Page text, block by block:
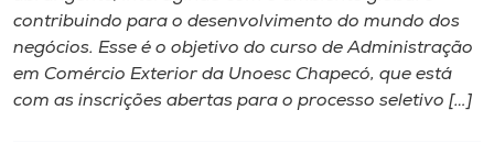
Internacionalização
I.nova
contribuindo para o desenvolvimento do mundo dos
negócios. Esse é o objetivo do curso de Administração
em Comércio Exterior da Unoesc Chapecó, que está
com as inscrições abertas para o processo seletivo […]